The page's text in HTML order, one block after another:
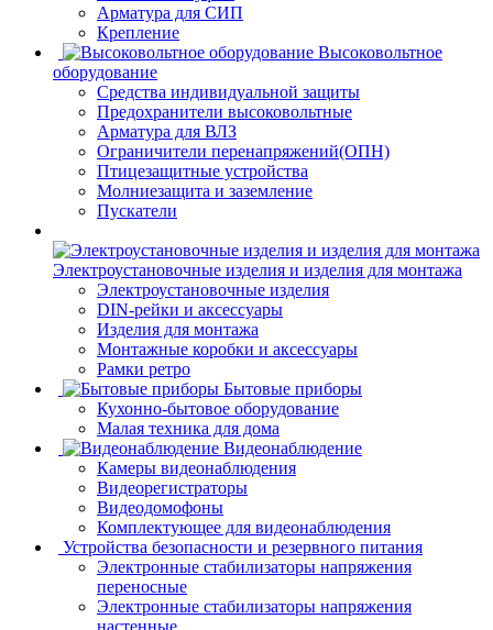
Арматура для СИП
Крепление
Высоковольтное
оборудование
Средства индивидуальной защиты
Предохранители высоковольтные
Арматура для ВЛЗ
Ограничители перенапряжений(ОПН)
Птицезащитные устройства
Молниезащита и заземление
Пускатели
Электроустановочные изделия и изделия для монтажа
Электроустановочные изделия
DIN-рейки и аксессуары
Изделия для монтажа
Монтажные коробки и аксессуары
Рамки ретро
Бытовые приборы
Кухонно-бытовое оборудование
Малая техника для дома
Видеонаблюдение
Камеры видеонаблюдения
Видеорегистраторы
Видеодомофоны
Комплектующее для видеонаблюдения
Устройства безопасности и резервного питания
Электронные стабилизаторы напряжения
переносные
Электронные стабилизаторы напряжения
настенные